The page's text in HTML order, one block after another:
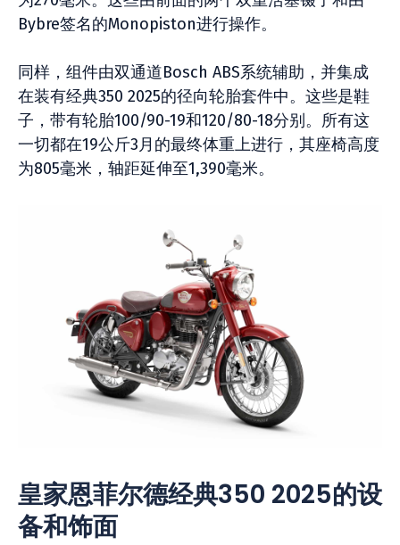
Bybre签名的Monopiston进行操作。
同样，组件由双通道Bosch ABS系统辅助，并集成
在装有经典350 2025的径向轮胎套件中。这些是鞋
子，带有轮胎100/90-19和120/80-18分别。所有这
一切都在19公斤3月的最终体重上进行，其座椅高度
为805毫米，轴距延伸至1,390毫米。
皇家恩菲尔德经典350 2025的设
备和饰面